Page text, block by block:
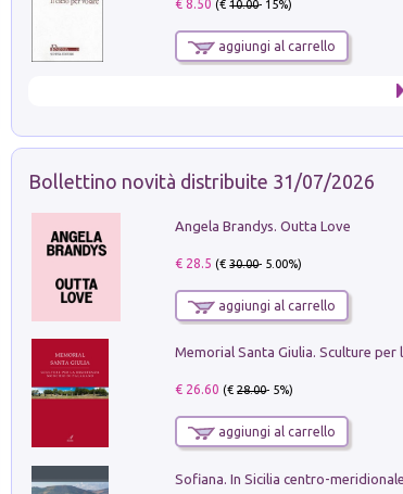
€ 8.50 (€10.00- 15%)
aggiungi al carrello
Bollettino novità distribuite 31/07/2026
Angela Brandys. Outta Love
€ 28.5 (€30.00- 5.00%)
aggiungi al carrello
€ 26.60 (€28.00- 5%)
aggiungi al carrello